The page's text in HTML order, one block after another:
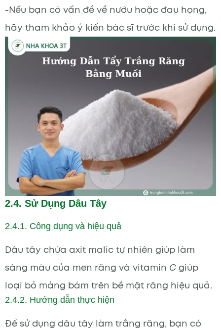
-Nếu bạn có vấn đề về nướu hoặc đau họng,
hãy tham khảo ý kiến bác sĩ trước khi sử dụng.
2.4. Sử Dụng Dâu Tây
2.4.1. Công dụng và hiệu quả
Dâu tây chứa axit malic tự nhiên giúp làm
sáng màu của men răng và vitamin Cgiúp
loại bỏ mảng bám trên bề mặt răng hiệu quả.
2.4.2. Hướng dẫn thực hiện
Để sử dụng dâu tây làm trắng răng, bạn có